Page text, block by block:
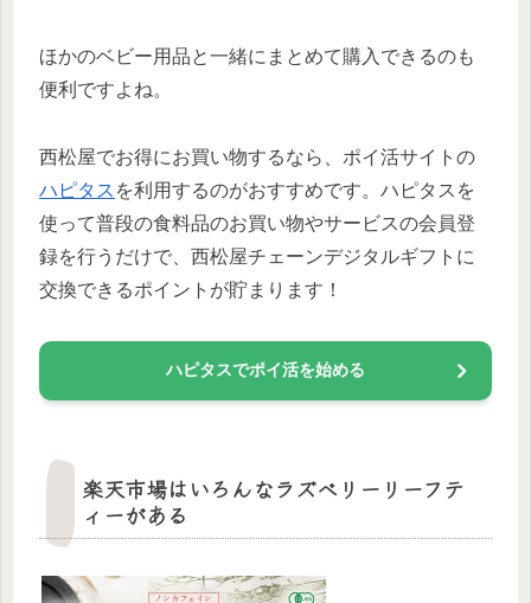
ほかのベビー用品と一緒にまとめて購入できるのも
便利ですよね。
西松屋でお得にお買い物するなら、ポイ活サイトの
ハピタス を利用するのがおすすめです。ハピタスを
使って普段の食料品のお買い物やサービスの会員登
録を行うだけで、西松屋チェーンデジタルギフトに
交換できるポイントが貯まります！
ハピタスでポイ活を始める
楽天市場はいろんなラズベリーリーフテ
ィーがある